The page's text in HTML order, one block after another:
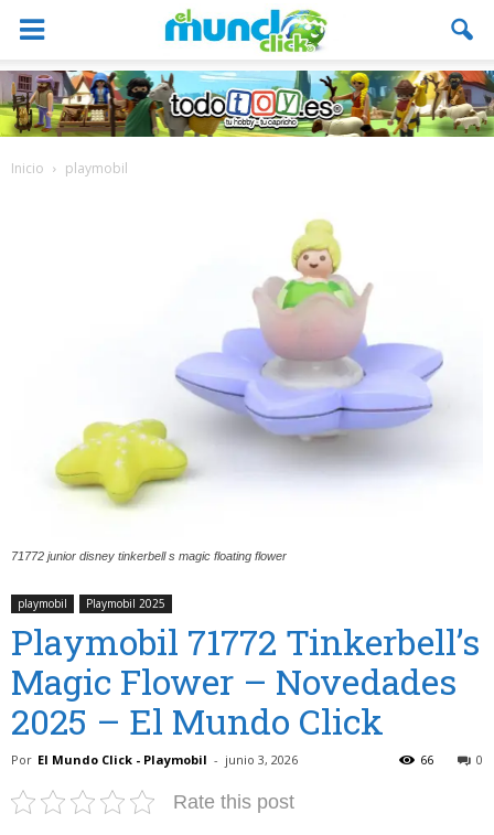
Inicio playmobil
71772 junior disney tinkerbell s magic floating flower
playmobil Playmobil 2025
Playmobil 71772 Tinkerbell’s
Magic Flower – Novedades
2025 – El Mundo Click
Por El Mundo Click - Playmobil - junio 3, 2026 0
66
Rate this post